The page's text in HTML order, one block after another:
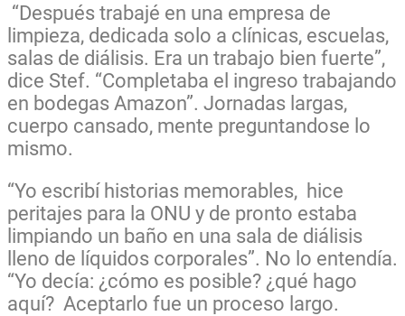
“Después trabajé en una empresa de
limpieza, dedicada solo a clínicas, escuelas,
salas de diálisis. Era un trabajo bien fuerte”,
dice Stef. “Completaba el ingreso trabajando
en bodegas Amazon”. Jornadas largas,
cuerpo cansado, mente preguntandose lo
mismo.
“Yo escribí historias memorables, hice
peritajes para la ONU y de pronto estaba
limpiando un baño en una sala de diálisis
lleno de líquidos corporales”. No lo entendía.
“Yo decía: ¿cómo es posible? ¿qué hago
aquí? Aceptarlo fue un proceso largo.